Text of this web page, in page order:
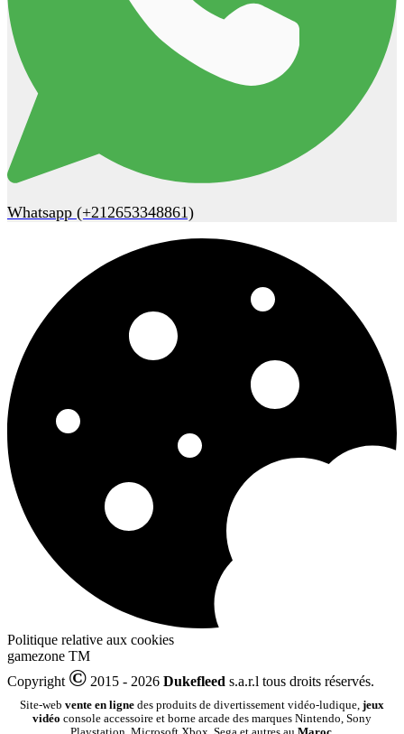
Whatsapp (+212653348861)
Politique relative aux cookies
gamezone TM
Copyright © 2015 - 2026 Dukefleed s.a.r.l tous droits réservés.
Site-web vente en ligne des produits de divertissement vidéo-ludique, jeux
vidéo console accessoire et borne arcade des marques Nintendo, Sony